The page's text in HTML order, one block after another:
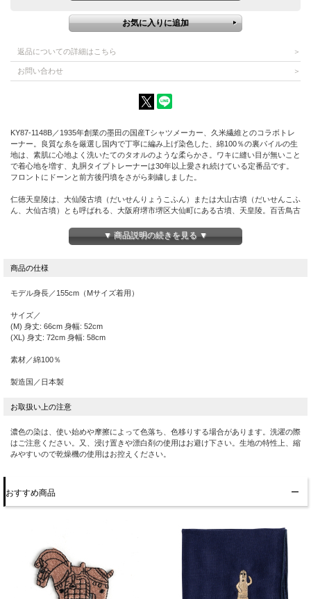
返品についての詳細はこちら
お問い合わせ
KY87-1148B／1935年創業の墨田の国産Tシャツメーカー、久米繊維とのコラボトレ
ーナー。良質な糸を厳選し国内で丁寧に編み上げ染色した、綿100％の裏パイルの生
地は、素肌に心地よく洗いたてのタオルのような柔らかさ。ワキに縫い目が無いこと
で着心地を増す、丸胴タイプトレーナーは30年以上愛され続けている定番品です。
フロントにドーンと前方後円墳をさがら刺繍しました。
仁徳天皇陵は、大仙陵古墳（だいせんりょうこふん）または大山古墳（だいせんこふ
ん、大仙古墳）とも呼ばれる、大阪府堺市堺区大仙町にある古墳、天皇陵。百舌鳥古
前方後円墳は、円形に方形の突出部がつく鍵穴のような形。日本の代表的な古墳形式
▼ 商品説明の続きを見る ▼
モデル身長／155cm（Mサイズ着用）
サイズ／
(M) 身丈: 66cm 身幅: 52cm
(XL) 身丈: 72cm 身幅: 58cm
素材／綿100％
製造国／日本製
濃色の染は、使い始めや摩擦によって色落ち、色移りする場合があります。洗濯の際
はご注意ください。又、浸け置きや漂白剤の使用はお避け下さい。生地の特性上、縮
みやすいので乾燥機の使用はお控えください。
おすすめ商品